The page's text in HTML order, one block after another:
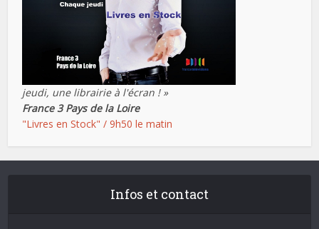
jeudi, une librairie à l'écran ! »
France 3 Pays de la Loire
"Livres en Stock" / 9h50 le matin
Infos et contact